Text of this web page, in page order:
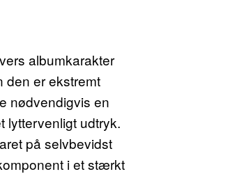
albumkarakter
den er ekstremt
nødvendigvis en
lyttervenligt udtryk.
på selvbevidst
i et stærkt